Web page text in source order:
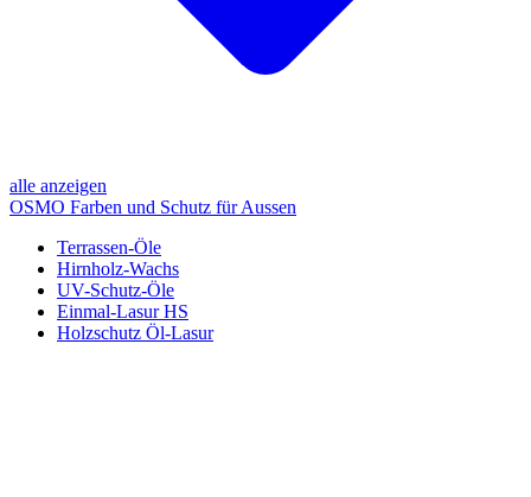
alle anzeigen
OSMO Farben und Schutz für Aussen
Terrassen-Öle
Hirnholz-Wachs
UV-Schutz-Öle
Einmal-Lasur HS
Holzschutz Öl-Lasur